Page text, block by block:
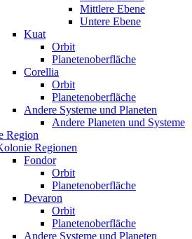
Mittlere Ebene
Untere Ebene
Kuat
Orbit
Planetenoberfläche
Corellia
Orbit
Planetenoberfläche
Andere Systeme und Planeten
Andere Planeten und Systeme
Region
Regionen
Fondor
Orbit
Planetenoberfläche
Devaron
Orbit
Planetenoberfläche
Andere Systeme und Planeten